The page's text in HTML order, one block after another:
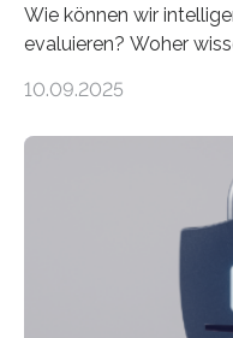
Wie können wir
evaluieren? Woher
sich CAVECORE – ein
koordiniert wird. Ab
über einen Zeitraum
Promovierende im
kognitiven Robotern
die mittels Sensoren
Informationen
10.09.2025